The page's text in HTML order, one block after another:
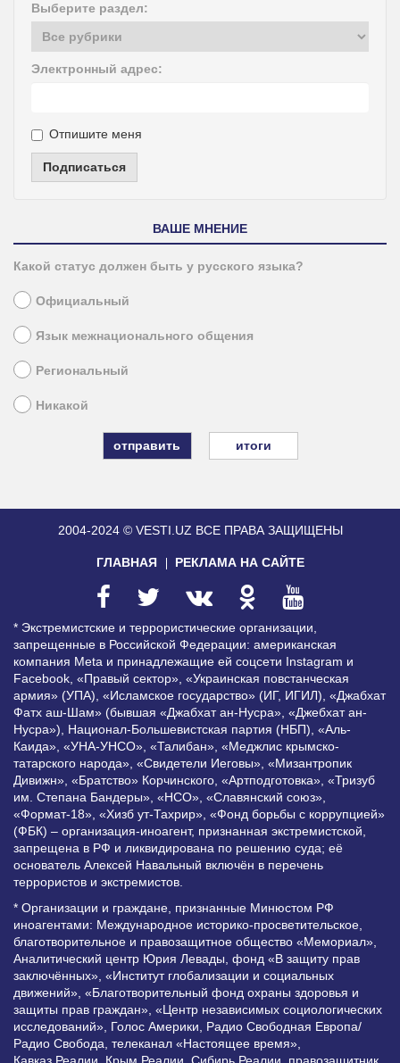
Выберите раздел:
Электронный адрес:
Отпишите меня
Подписаться
ВАШЕ МНЕНИЕ
Какой статус должен быть у русского языка?
Официальный
Язык межнационального общения
Региональный
Никакой
итоги
2004-2024 © VESTI.UZ ВСЕ ПРАВА ЗАЩИЩЕНЫ
ГЛАВНАЯ РЕКЛАМА НА САЙТЕ
* Экстремистские и террористические организации,
запрещенные в Российской Федерации: американская
компания Meta и принадлежащие ей соцсети Instagram и
Facebook, «Правый сектор», «Украинская повстанческая
армия» (УПА), «Исламское государство» (ИГ, ИГИЛ), «Джабхат
Фатх аш-Шам» (бывшая «Джабхат ан-Нусра», «Джебхат ан-
Нусра»), Национал-Большевистская партия (НБП), «Аль-
Каида», «УНА-УНСО», «Талибан», «Меджлис крымско-
татарского народа», «Свидетели Иеговы», «Мизантропик
Дивижн», «Братство» Корчинского, «Артподготовка», «Тризуб
им. Степана Бандеры», «НСО», «Славянский союз»,
«Формат-18», «Хизб ут-Тахрир», «Фонд борьбы с коррупцией»
(ФБК) – организация-иноагент, признанная экстремистской,
запрещена в РФ и ликвидирована по решению суда; её
основатель Алексей Навальный включён в перечень
террористов и экстремистов.
* Организации и граждане, признанные Минюстом РФ
иноагентами: Международное историко-просветительское,
благотворительное и правозащитное общество «Мемориал»,
Аналитический центр Юрия Левады, фонд «В защиту прав
заключённых», «Институт глобализации и социальных
движений», «Благотворительный фонд охраны здоровья и
защиты прав граждан», «Центр независимых социологических
исследований», Голос Америки, Радио Свободная Европа/
Радио Свобода, телеканал «Настоящее время»,